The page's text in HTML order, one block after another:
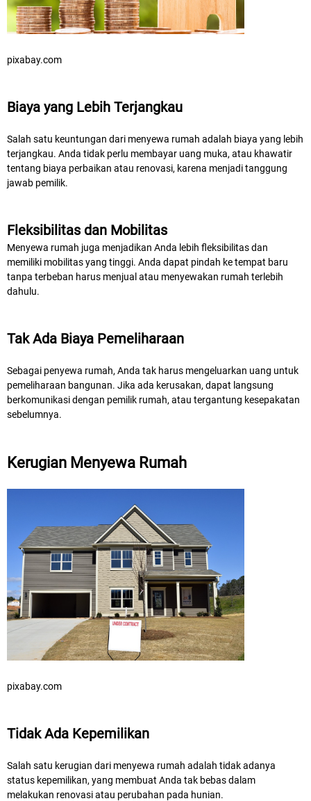
pixabay.com
Biaya yang Lebih Terjangkau
Salah satu keuntungan dari menyewa rumah adalah biaya yang lebih
terjangkau. Anda tidak perlu membayar uang muka, atau khawatir
tentang biaya perbaikan atau renovasi, karena menjadi tanggung
jawab pemilik.
Fleksibilitas dan Mobilitas
Menyewa rumah juga menjadikan Anda lebih fleksibilitas dan
memiliki mobilitas yang tinggi. Anda dapat pindah ke tempat baru
tanpa terbeban harus menjual atau menyewakan rumah terlebih
dahulu.
Tak Ada Biaya Pemeliharaan
Sebagai penyewa rumah, Anda tak harus mengeluarkan uang untuk
pemeliharaan bangunan. Jika ada kerusakan, dapat langsung
berkomunikasi dengan pemilik rumah, atau tergantung kesepakatan
sebelumnya.
Kerugian Menyewa Rumah
pixabay.com
Tidak Ada Kepemilikan
Salah satu kerugian dari menyewa rumah adalah tidak adanya
status kepemilikan, yang membuat Anda tak bebas dalam
melakukan renovasi atau perubahan pada hunian.